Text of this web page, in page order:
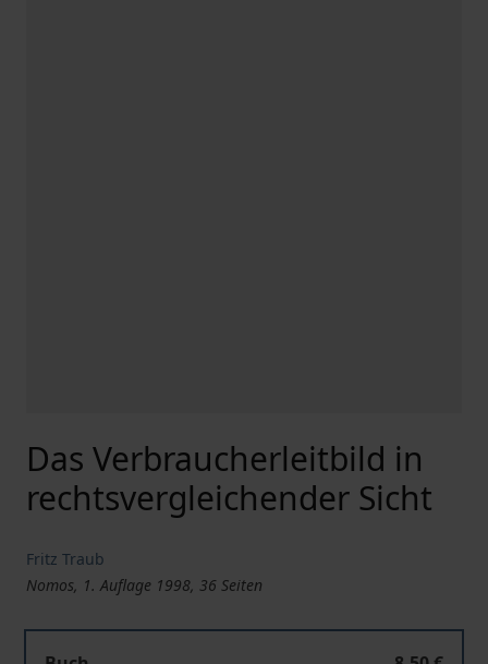
Das Verbraucherleitbild in
rechtsvergleichender Sicht
Fritz Traub
Nomos, 1. Auflage 1998, 36 Seiten